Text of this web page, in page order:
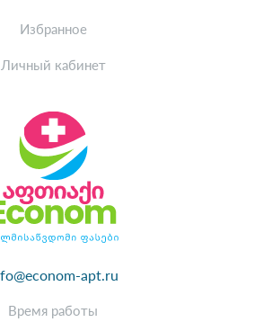
apt.ru
Время работы
Избранное
Личный кабинет